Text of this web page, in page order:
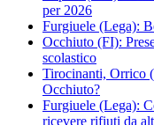
per 2026
Furgiuele (Lega):
Occhiuto (FI):
scolastico
Tirocinanti, Orrico
Occhiuto?
Furgiuele (Lega):
ricevere rifiuti da